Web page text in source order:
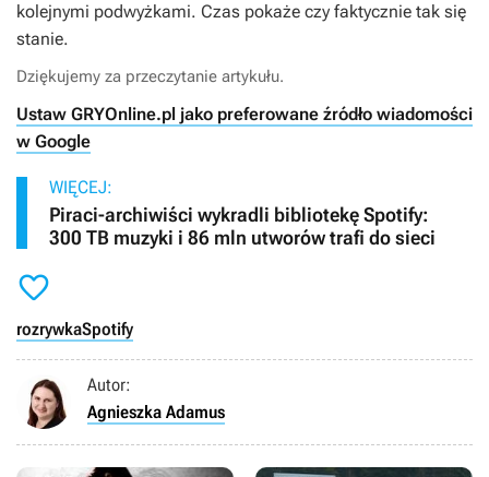
kolejnymi podwyżkami. Czas pokaże czy faktycznie tak się
stanie.
Dziękujemy za przeczytanie artykułu.
Ustaw GRYOnline.pl jako preferowane źródło wiadomości
w Google
WIĘCEJ:
Piraci-archiwiści wykradli bibliotekę Spotify:
300 TB muzyki i 86 mln utworów trafi do sieci

rozrywkaSpotify
Autor:
Agnieszka Adamus